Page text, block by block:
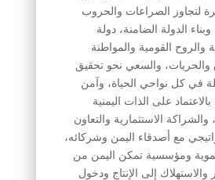
لتجاوز الصراعات والحروب
الدولة الضامنة، دولة
والروح القومية والمواطنة
والحريات، والسعي نحو تحقيق
في كل نواحي الحياة، وآمن
على الذات اليمنية
والشراكة الاستثمارية والتعاون
مع أصدقاء اليمن وشركائه،
ومؤسسية تمكن اليمن من
والاستهلاك إلى الإنتاج ودخول